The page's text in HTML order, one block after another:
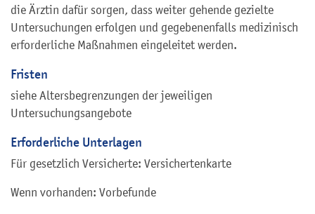
die Ärztin dafür sorgen, dass weiter gehende gezielte
Untersuchungen erfolgen und gegebenenfalls medizinisch
erforderliche Maßnahmen eingeleitet werden.
Fristen
siehe Altersbegrenzungen der jeweiligen
Untersuchungsangebote
Erforderliche Unterlagen
Für gesetzlich Versicherte: Versichertenkarte
Wenn vorhanden: Vorbefunde